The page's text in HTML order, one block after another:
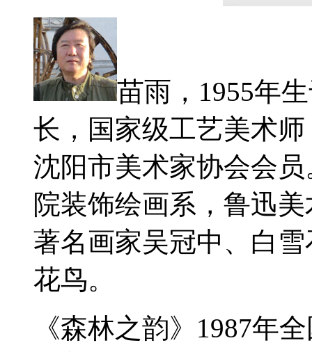
苗雨，1955年
长，国家级工艺美术
沈阳市美术家协会会
院装饰绘画系，鲁迅
著名画家吴冠中、白
花鸟。
《森林之韵》1987年